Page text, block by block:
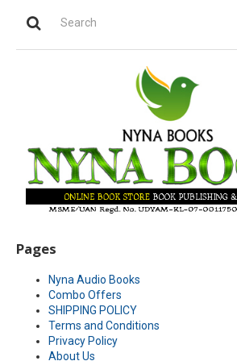
Pages
Nyna Audio Books
Combo Offers
SHIPPING POLICY
Terms and Conditions
Privacy Policy
About Us